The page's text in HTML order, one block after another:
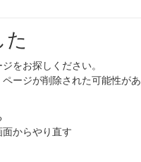
た
をお探しください。
ージが削除された可能性があ
からやり直す